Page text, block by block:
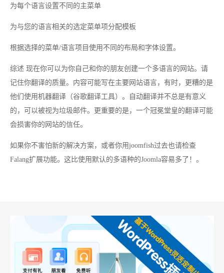
为每个语言设置不同的主菜单
为与您的语言相关的选定菜单项分配模板
根据选择的菜单/语言项目使用不同的布局和字体设置。
综述 现在你可以为你自己和你的朋友创建一个多语言的网站。请
记住你翻译的质量。内容可能写在主要网站语言，有时，更糟的是
他们使用机器翻译（谷歌翻译工具）。自动翻译并不总是有意义
的，可以被视为垃圾邮件。更重要的是，一个冠冕堂皇的翻译可能
会损害你的网站的信任。
如果你不害怕新的解决方案，或者你用joomfish过去也请检查
Falang扩展功能。这比使用默认的多语种的Joomla容易多了！。